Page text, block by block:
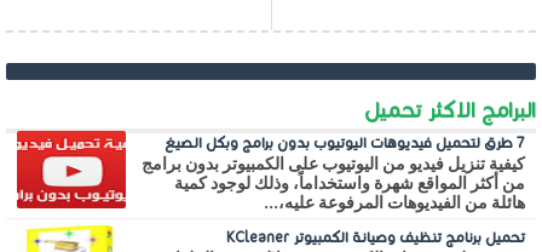
البرامج الاكثر تحميل
7 طرق لتحميل فيديوهات اليوتيوب بدون برامج وبكل الصيغ
كيفية تنزيل فيديو من اليوتيوب على الكمبيوتر بدون برامج
من أكثر المواقع شهرة واستخداماً، وذلك لوجود كمية
هائلة من الفيديوهات المرفوعة عليه،...
تحميل برنامج تنظيف وصيانة الكمبيوتر KCleaner